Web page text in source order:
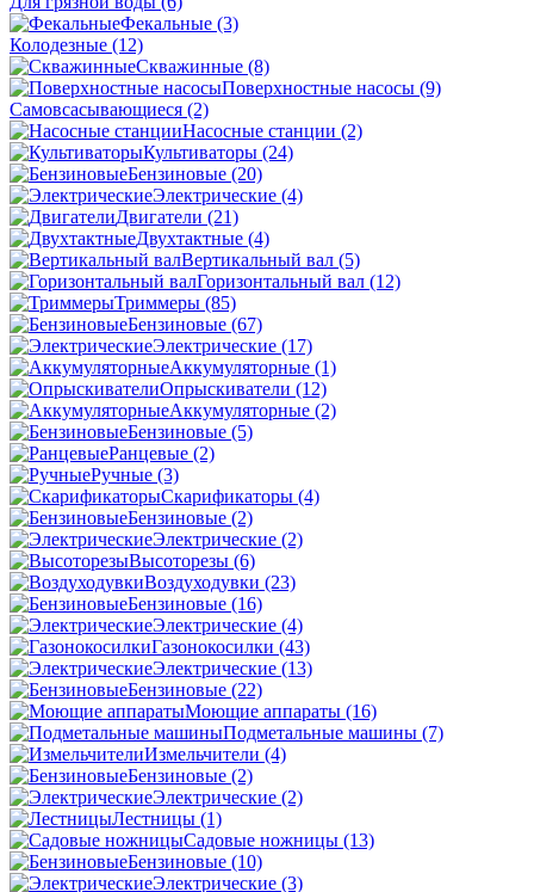
Фекальные (3)
Колодезные (12)
Скважинные (8)
Поверхностные насосы (9)
Самовсасывающиеся (2)
Насосные станции (2)
Культиваторы (24)
Бензиновые (20)
Электрические (4)
Двигатели (21)
Двухтактные (4)
Вертикальный вал (5)
Горизонтальный вал (12)
Триммеры (85)
Бензиновые (67)
Электрические (17)
Аккумуляторные (1)
Опрыскиватели (12)
Аккумуляторные (2)
Бензиновые (5)
Ранцевые (2)
Ручные (3)
Скарификаторы (4)
Бензиновые (2)
Электрические (2)
Высоторезы (6)
Воздуходувки (23)
Бензиновые (16)
Электрические (4)
Газонокосилки (43)
Электрические (13)
Бензиновые (22)
Моющие аппараты (16)
Подметальные машины (7)
Измельчители (4)
Бензиновые (2)
Электрические (2)
Лестницы (1)
Садовые ножницы (13)
Бензиновые (10)
Электрические (3)